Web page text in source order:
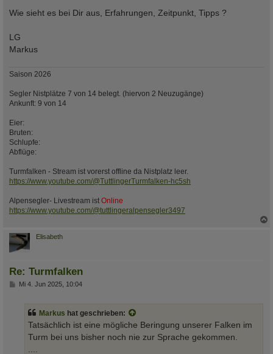
Wie sieht es bei Dir aus, Erfahrungen, Zeitpunkt, Tipps ?
LG
Markus
Saison 2026
Segler Nistplätze 7 von 14 belegt. (hiervon 2 Neuzugänge)
Ankunft: 9 von 14
Eier:
Bruten:
Schlupfe:
Abflüge:
Turmfalken - Stream ist vorerst offline da Nistplatz leer.
https://www.youtube.com/@TuttlingerTurmfalken-hc5sh
Alpensegler- Livestream ist Online
https://www.youtube.com/@tuttlingeralpensegler3497
Elisabeth
Re: Turmfalken
BMi 4. Jun 2025, 10:04
Markus hat geschrieben:
Tatsächlich ist eine mögliche Beringung unserer Falken im
Turm bei uns bisher noch nie zur Sprache gekommen.